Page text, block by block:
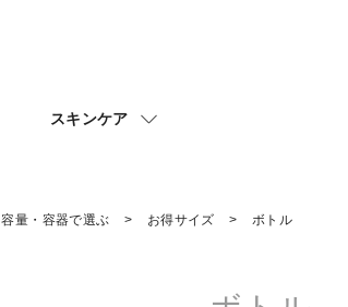
スキンケア
容量・容器で選ぶ お得サイズ ボトル